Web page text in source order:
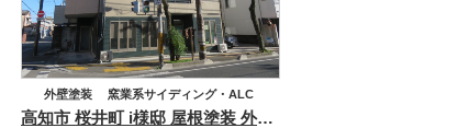
意匠性と高耐侯を兼ね備えた特別な仕上がりになりま
高知市 桜井町 i様邸 屋根塗装 外壁塗装工事
外壁塗装
窯業系サイディング・ALC
屋根塗装
金属屋根